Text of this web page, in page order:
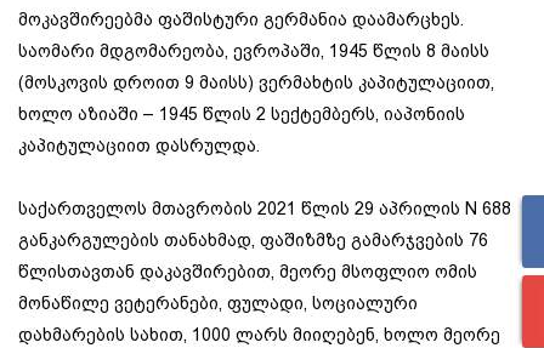
მოკავშირეებმა ფაშისტური გერმანია დაამარცხეს.
საომარი მდგომარეობა, ევროპაში, 1945 წლის 8 მაისს
(მოსკოვის დროით 9 მაისს) ვერმახტის კაპიტულაციით,
ხოლო აზიაში – 1945 წლის 2 სექტემბერს, იაპონიის
კაპიტულაციით დასრულდა.
საქართველოს მთავრობის 2021 წლის 29 აპრილის N 688
განკარგულების თანახმად, ფაშიზმზე გამარჯვების 76
წლისთავთან დაკავშირებით, მეორე მსოფლიო ომის
მონაწილე ვეტერანები, ფულადი, სოციალური
დახმარების სახით, 1000 ლარს მიიღებენ, ხოლო მეორე